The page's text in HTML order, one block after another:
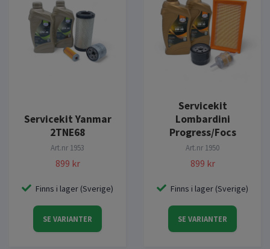
Servicekit Yanmar
2TNE68
Art.nr 1953
899 kr
Finns i lager (Sverige)
SE VARIANTER
Servicekit
Lombardini
Progress/Focs
Art.nr 1950
899 kr
Finns i lager (Sverige)
SE VARIANTER